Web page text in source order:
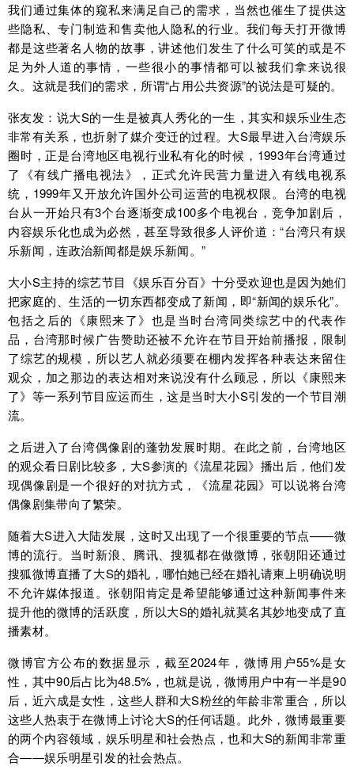
我们通过集体的窥私来满足自己的需求，当然也催生了提供这
些隐私、专门制造和售卖他人隐私的行业。我们每天打开微博
都是这些著名人物的故事，讲述他们发生了什么可笑的或是不
足为外人道的事情，一些很小的事情都可以被我们拿来说很
久。这就是我们的需求，所谓“占用公共资源”的说法是可疑的。
张友发：说大S的一生是被真人秀化的一生，其实和娱乐业生态
非常有关系，也折射了媒介变迁的过程。大S最早进入台湾娱乐
圈时，正是台湾地区电视行业私有化的时候，1993年台湾通过
了《有线广播电视法》，正式允许民营力量进入有线电视系
统，1999年又开放允许国外公司运营的电视权限。台湾的电视
台从一开始只有3个台逐渐变成100多个电视台，竞争加剧后，
内容娱乐化也成为必然，甚至导致很多人评价道：“台湾只有娱
乐新闻，连政治新闻都是娱乐新闻。”
大小S主持的综艺节目《娱乐百分百》十分受欢迎也是因为她们
把家庭的、生活的一切东西都变成了新闻，即“新闻的娱乐化”。
包括之后的《康熙来了》也是当时台湾同类综艺中的代表作
品，台湾那时候广告赞助还被不允许在节目开始前播报，限制
了综艺的规模，所以艺人就必须要在棚内发挥各种表达来留住
观众，加之那边的表达相对来说没有什么顾忌，所以《康熙来
了》等一系列节目应运而生，这是当时大小S引发的一个节目潮
流。
之后进入了台湾偶像剧的蓬勃发展时期。在此之前，台湾地区
的观众看日剧比较多，大S参演的《流星花园》播出后，他们发
现偶像剧是一个很好的对抗方式，《流星花园》可以说将台湾
偶像剧集带向了繁荣。
随着大S进入大陆发展，这时又出现了一个很重要的节点——微
博的流行。当时新浪、腾讯、搜狐都在做微博，张朝阳还通过
搜狐微博直播了大S的婚礼，哪怕她已经在婚礼请柬上明确说明
不允许媒体报道。张朝阳肯定是希望能够通过这种新闻事件来
提升他的微博的活跃度，所以大S的婚礼就莫名其妙地变成了直
播素材。
微博官方公布的数据显示，截至2024年，微博用户55%是女
性，其中90后占比为48.5%，也就是说，微博用户中有一半是90
后，近六成是女性，这些人群和大S粉丝的年龄非常重合，所以
这些人热衷于在微博上讨论大S的任何话题。此外，微博最重要
的两个内容领域，娱乐明星和社会热点，也和大S的新闻非常重
合——娱乐明星引发的社会热点。